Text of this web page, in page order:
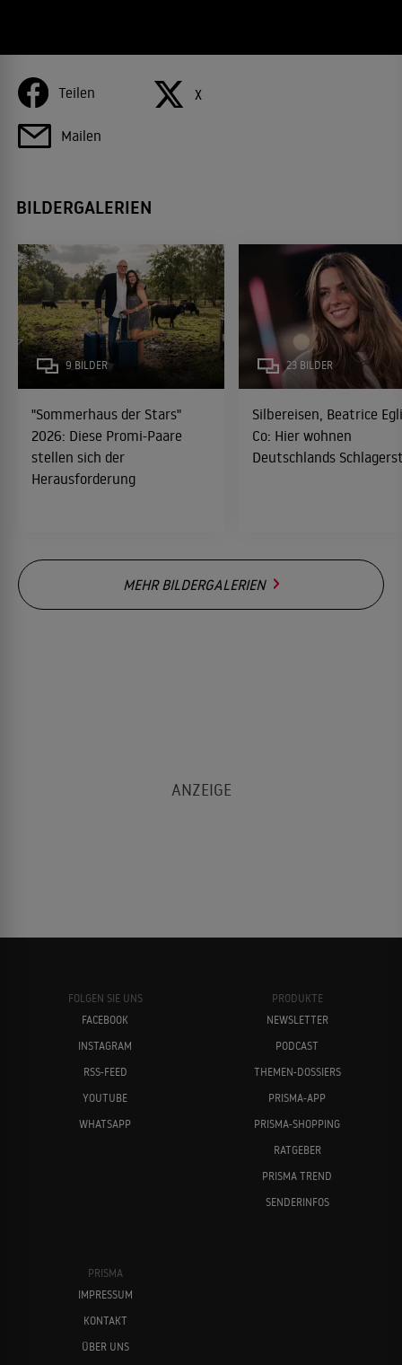
Teilen X
Mailen
BILDERGALERIEN
9 BILDER
"Sommerhaus der Stars"
2026: Diese Promi-Paare
stellen sich der
Herausforderung
23 BILDER
Silbereisen, Beatrice
Co: Hier wohnen
Deutschlands
MEHR BILDERGALERIEN
FOLGEN SIE UNS
FACEBOOK
INSTAGRAM
RSS-FEED
YOUTUBE
WHATSAPP
PRODUKTE
NEWSLETTER
PODCAST
THEMEN-DOSSIERS
PRISMA-APP
PRISMA-SHOPPING
RATGEBER
PRISMA TREND
SENDERINFOS
PRISMA
IMPRESSUM
KONTAKT
ÜBER UNS